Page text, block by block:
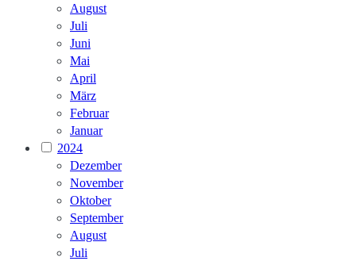
August
Juli
Juni
Mai
April
März
Februar
Januar
2024
Dezember
November
Oktober
September
August
Juli